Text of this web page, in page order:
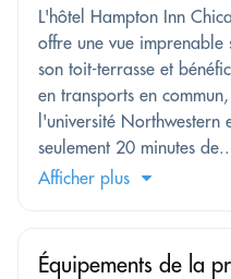
L'hôtel Hampton Inn
offre une vue
son toit-terrasse et
en transports en
l'université
seulement 20 minutes
Afficher plus
Équipements de la